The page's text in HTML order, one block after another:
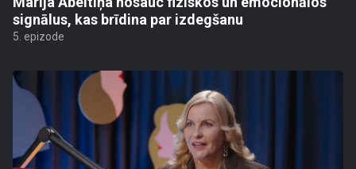
signālus, kas brīdina par izdegšanu
5. epizode